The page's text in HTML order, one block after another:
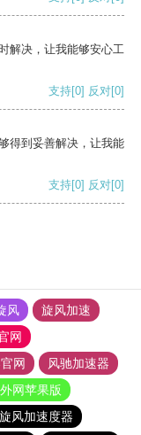
解决，让我能够安心工
支持[0] 反对[0]
得到妥善解决，让我能
支持[0] 反对[0]
风
旋风加速
网
网
风驰加速器
网苹果版
旋风加速度器